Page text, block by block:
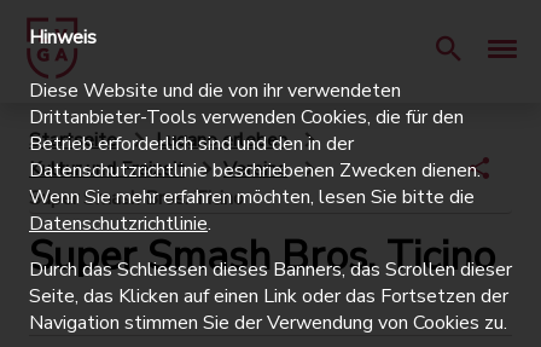
Startseite
Lugano erleben
Kultur und Freizeit
Vereine
Super Smash Bros. Ticino
Super Smash Bros. Ticino
Hinweis
Diese Website und die von ihr verwendeten
Drittanbieter-Tools verwenden Cookies, die für den
Betrieb erforderlich sind und den in der
Datenschutzrichtlinie beschriebenen Zwecken dienen.
Wenn Sie mehr erfahren möchten, lesen Sie bitte die
Datenschutzrichtlinie.
Durch das Schliessen dieses Banners, das Scrollen dieser
Seite, das Klicken auf einen Link oder das Fortsetzen der
Navigation stimmen Sie der Verwendung von Cookies zu.